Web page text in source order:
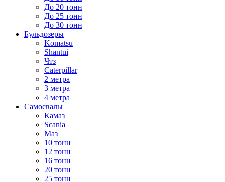
До 20 тонн
До 25 тонн
До 30 тонн
Бульдозеры
Komatsu
Shantui
Чтз
Caterpillar
2 метра
3 метра
4 метра
Самосвалы
Камаз
Scania
Маз
10 тонн
12 тонн
16 тонн
20 тонн
25 тонн